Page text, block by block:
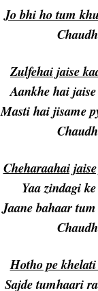
Jo bhi ho tum
Zulfehai jaise
Aankhe hai
Masti hai jisame
Cheharaahai
Yaa zindagi
Jaane bahaar
Hotho pe
Sajde tumhaari